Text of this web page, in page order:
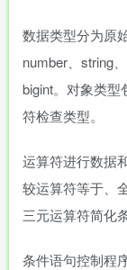
数据类型分为原
number、string
bigint。对象类型
符检查类型。
运算符进行数据
较运算符等于、
三元运算符简化
条件语句控制程